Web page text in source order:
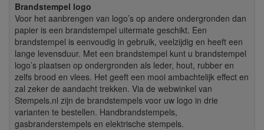
Brandstempel logo
Voor het aanbrengen van logo’s op andere ondergronden dan
papier is een brandstempel uitermate geschikt. Een
brandstempel is eenvoudig in gebruik, veelzijdig en heeft een
lange levensduur. Met een brandstempel kunt u brandstempel
logo’s plaatsen op ondergronden als leder, hout, rubber en
zelfs brood en vlees. Het geeft een mooi ambachtelijk effect en
zal zeker de aandacht trekken. Via de webwinkel van
Stempels.nl zijn de brandstempels voor uw logo in drie
varianten te bestellen. Handbrandstempels,
gasbranderstempels en elektrische stempels.